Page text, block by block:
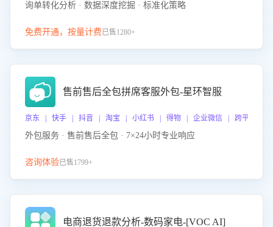
询单转化分析 · 数据深度挖掘 · 标准化策略
免费开通，按量计费已售1280+
售前售后全包拼席客服外包-星环智服
京东 | 快手 | 抖音 | 淘宝 | 小红书 | 得物 | 企业微信 | 跨平台
外包服务 · 售前售后全包 · 7×24小时专业响应
咨询体验已售1799+
电商退货退款分析-数码家电-[VOC AI]